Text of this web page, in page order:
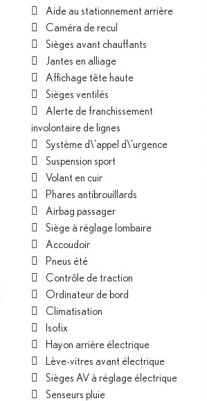
Aide au stationnement arrière
Caméra de recul
Sièges avant chauffants
Jantes en alliage
Affichage tête haute
Sièges ventilés
Alerte de franchissement
involontaire de lignes
Système d\'appel d\'urgence
Suspension sport
Volant en cuir
Phares antibrouillards
Airbag passager
Siège à réglage lombaire
Accoudoir
Pneus été
Contrôle de traction
Ordinateur de bord
Climatisation
Isofix
Hayon arrière électrique
Lève-vitres avant électrique
Sièges AV à réglage électrique
Senseurs pluie